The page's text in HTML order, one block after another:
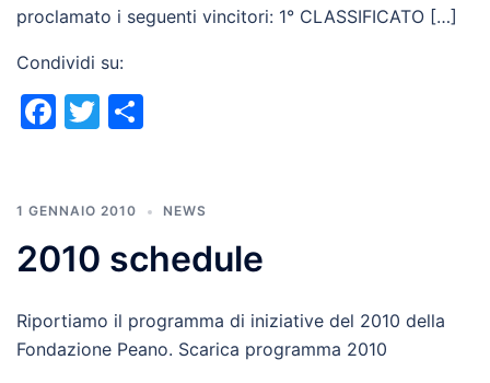
proclamato i seguenti vincitori: 1° CLASSIFICATO […]
Condividi su:
Facebook
Twitter
1 GENNAIO 2010 NEWS
2010 schedule
Riportiamo il programma di iniziative del 2010 della
Fondazione Peano. Scarica programma 2010